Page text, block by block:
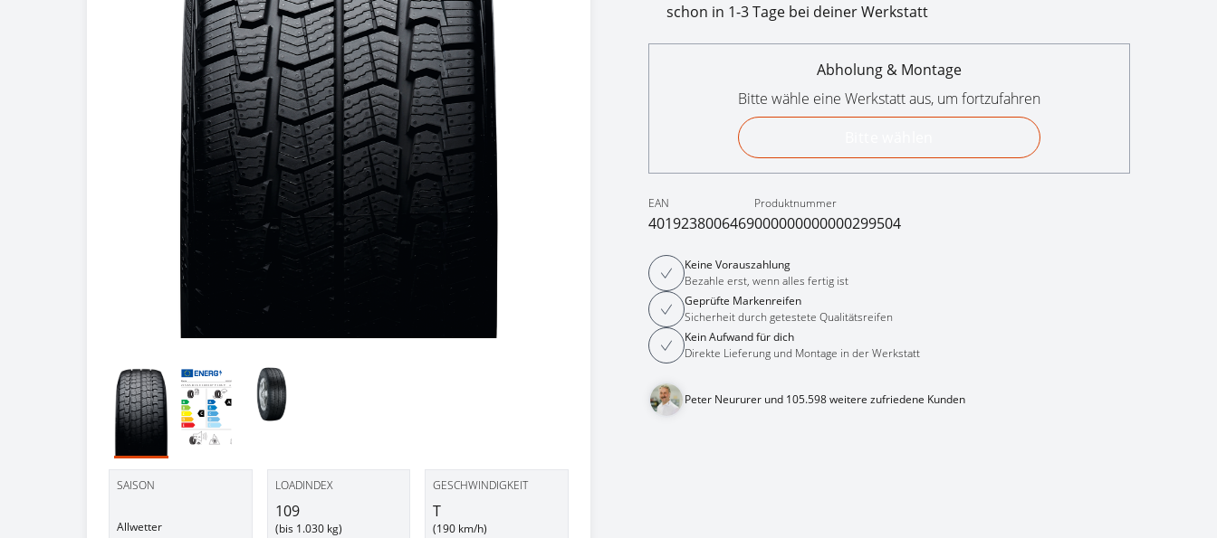
SAISON
Allwetter
LOADINDEX
109
(bis 1.030 kg)
GESCHWINDIGKEIT
T
(190 km/h)
schon in 1-3 Tage bei deiner Werkstatt
Abholung & Montage
Bitte wähle eine Werkstatt aus, um fortzufahren
EAN
4019238006469
Produktnummer
000000000000299504
Keine Vorauszahlung
Bezahle erst, wenn alles fertig ist
Geprüfte Markenreifen
Sicherheit durch getestete Qualitätsreifen
Kein Aufwand für dich
Direkte Lieferung und Montage in der Werkstatt
Peter Neururer und 105.598 weitere zufriedene Kunden